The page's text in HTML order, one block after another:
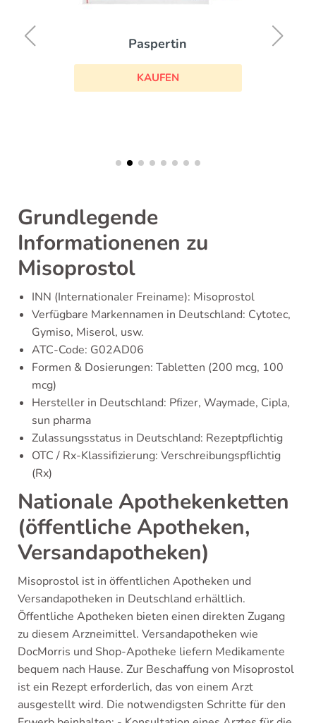
Paspertin
KAUFEN
Grundlegende
Informationenen zu
Misoprostol
INN (Internationaler Freiname): Misoprostol
Verfügbare Markennamen in Deutschland: Cytotec,
Gymiso, Miserol, usw.
ATC-Code: G02AD06
Formen & Dosierungen: Tabletten (200 mcg, 100
mcg)
Hersteller in Deutschland: Pfizer, Waymade, Cipla,
sun pharma
Zulassungsstatus in Deutschland: Rezeptpflichtig
OTC / Rx-Klassifizierung: Verschreibungspflichtig
(Rx)
Nationale Apothekenketten
(öffentliche Apotheken,
Versandapotheken)
Misoprostol ist in öffentlichen Apotheken und
Versandapotheken in Deutschland erhältlich.
Öffentliche Apotheken bieten einen direkten Zugang
zu diesem Arzneimittel. Versandapotheken wie
DocMorris und Shop-Apotheke liefern Medikamente
bequem nach Hause. Zur Beschaffung von Misoprostol
ist ein Rezept erforderlich, das von einem Arzt
ausgestellt wird. Die notwendigsten Schritte für den